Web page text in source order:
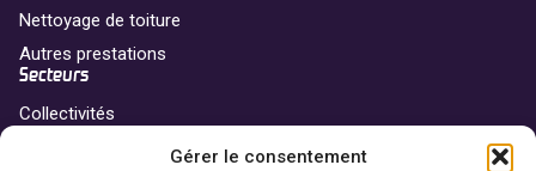
Gérer le consentement
Nettoyage de toiture
Autres prestations
Secteurs
Collectivités